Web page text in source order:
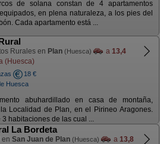
de solana constan de 4 apartamentos
en plena naturaleza, a los pies del
Cada apartamento está ...
Rurales en Plan (Huesca) a 13,4
(Huesca)
18 €
Huesca
abuhardillado en casa de montaña,
Localidad de Plan, en el Pirineo Aragones.
3 habitaciones de las cual ...
La Bordeta
en San Juan de Plan (Huesca) a 13,8